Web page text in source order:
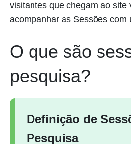
visitantes que chegam ao site
acompanhar as Sessões com
O que são
pesquisa?
Definição de
Pesquisa